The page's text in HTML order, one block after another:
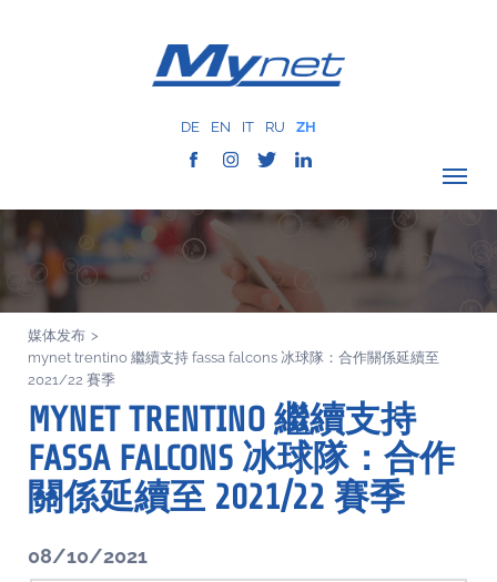
DE EN IT RU ZH
驗證覆蓋範圍
公司
网络服务
服务
MYNET
以往案例
通讯
联系我们
媒体发布 >
mynet trentino 繼續支持 fassa falcons 冰球隊：合作關係延續至
2021/22 賽季
MYNET TRENTINO 繼續支持
FASSA FALCONS 冰球隊：合作
關係延續至 2021/22 賽季
08/10/2021